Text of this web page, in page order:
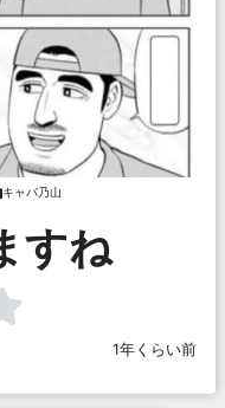
キャバ乃山
すね
1年くらい前